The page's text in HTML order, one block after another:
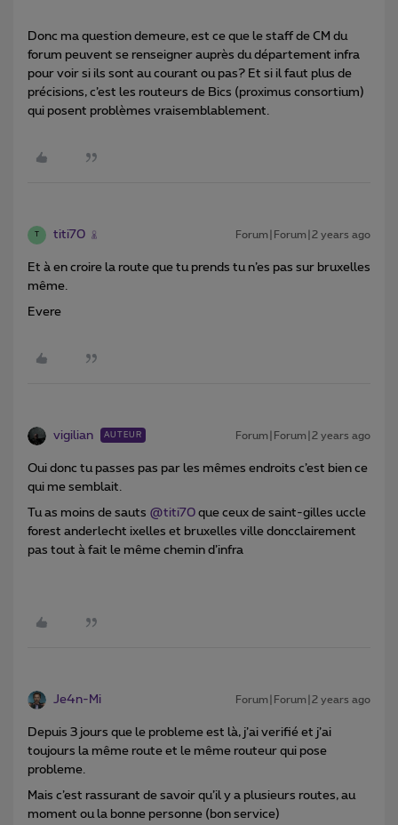
Donc ma question demeure, est ce que le staff de CM du
forum peuvent se renseigner auprès du département infra
pour voir si ils sont au courant ou pas? Et si il faut plus de
précisions, c’est les routeurs de Bics (proximus consortium)
qui posent problèmes vraisemblablement.
titi70 Forum|Forum|2 years ago
Et à en croire la route que tu prends tu n’es pas sur bruxelles
même.
Evere
vigilian AUTEUR Forum|Forum|2 years ago
Oui donc tu passes pas par les mêmes endroits c’est bien ce
qui me semblait.
Tu as moins de sauts @titi70 que ceux de saint-gilles uccle
forest anderlecht ixelles et bruxelles ville doncclairement
pas tout à fait le même chemin d’infra
Je4n-Mi Forum|Forum|2 years ago
Depuis 3 jours que le probleme est là, j’ai verifié et j’ai
toujours la même route et le même routeur qui pose
probleme.
Mais c’est rassurant de savoir qu’il y a plusieurs routes, au
moment ou la bonne personne (bon service)